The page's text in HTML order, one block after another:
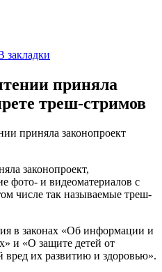
закладки
приняла
треш-стримов
законопроект,
фото- и видеоматериалов с
числе так называемые треш-
в законах «Об информации и
и «О защите детей от
их развитию и здоровью».